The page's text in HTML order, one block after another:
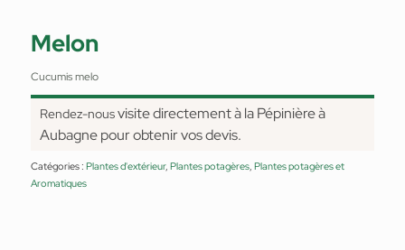
Melon
Cucumis melo
Rendez-nousvisite directement à la Pépinière à
Aubagne pour obtenir vos devis.
Catégories : Plantes d'extérieur, Plantes potagères, Plantes potagères et
Aromatiques